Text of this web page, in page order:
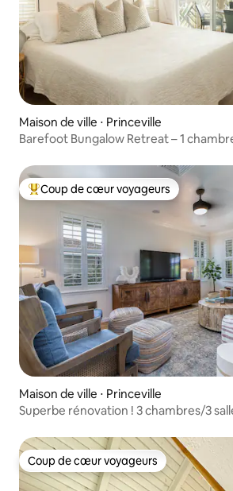
Maison de ville ⋅ Princeville
Barefoot Bungalow Retreat – 1
Coups de cœur voyageurs les plus
Coup de cœur voyageurs
Maison de ville ⋅ Princeville
Superbe rénovation ! 3 chambres/3
Coup de cœur voyageurs
Coup de cœur voyageurs